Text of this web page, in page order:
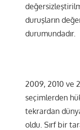
duruşların
durumundadır.
2009, 2010 ve
seçimlerden
tekrardan
oldu. Sırf bir